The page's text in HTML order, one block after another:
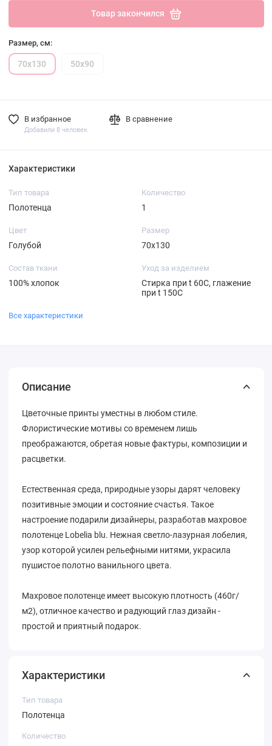
Товар закончился
Размер, см:
70х130 50х90
В избранное
Добавили 8 человек
В сравнение
Характеристики
Тип товара
Полотенца
Количество
1
Цвет
Голубой
Размер
70х130
Состав ткани
100% хлопок
Уход за изделием
Стирка при t 60С, глажение
при t 150C
Все характеристики
Описание
Цветочные принты уместны в любом стиле.
Флористические мотивы со временем лишь
преображаются, обретая новые фактуры, композиции и
расцветки.
Естественная среда, природные узоры дарят человеку
позитивные эмоции и состояние счастья. Такое
настроение подарили дизайнеры, разработав махровое
полотенце Lobelia blu. Нежная светло-лазурная лобелия,
узор которой усилен рельефными нитями, украсила
пушистое полотно ванильного цвета.
Махровое полотенце имеет высокую плотность (460г/
м2), отличное качество и радующий глаз дизайн -
простой и приятный подарок.
Характеристики
Тип товара
Полотенца
Количество